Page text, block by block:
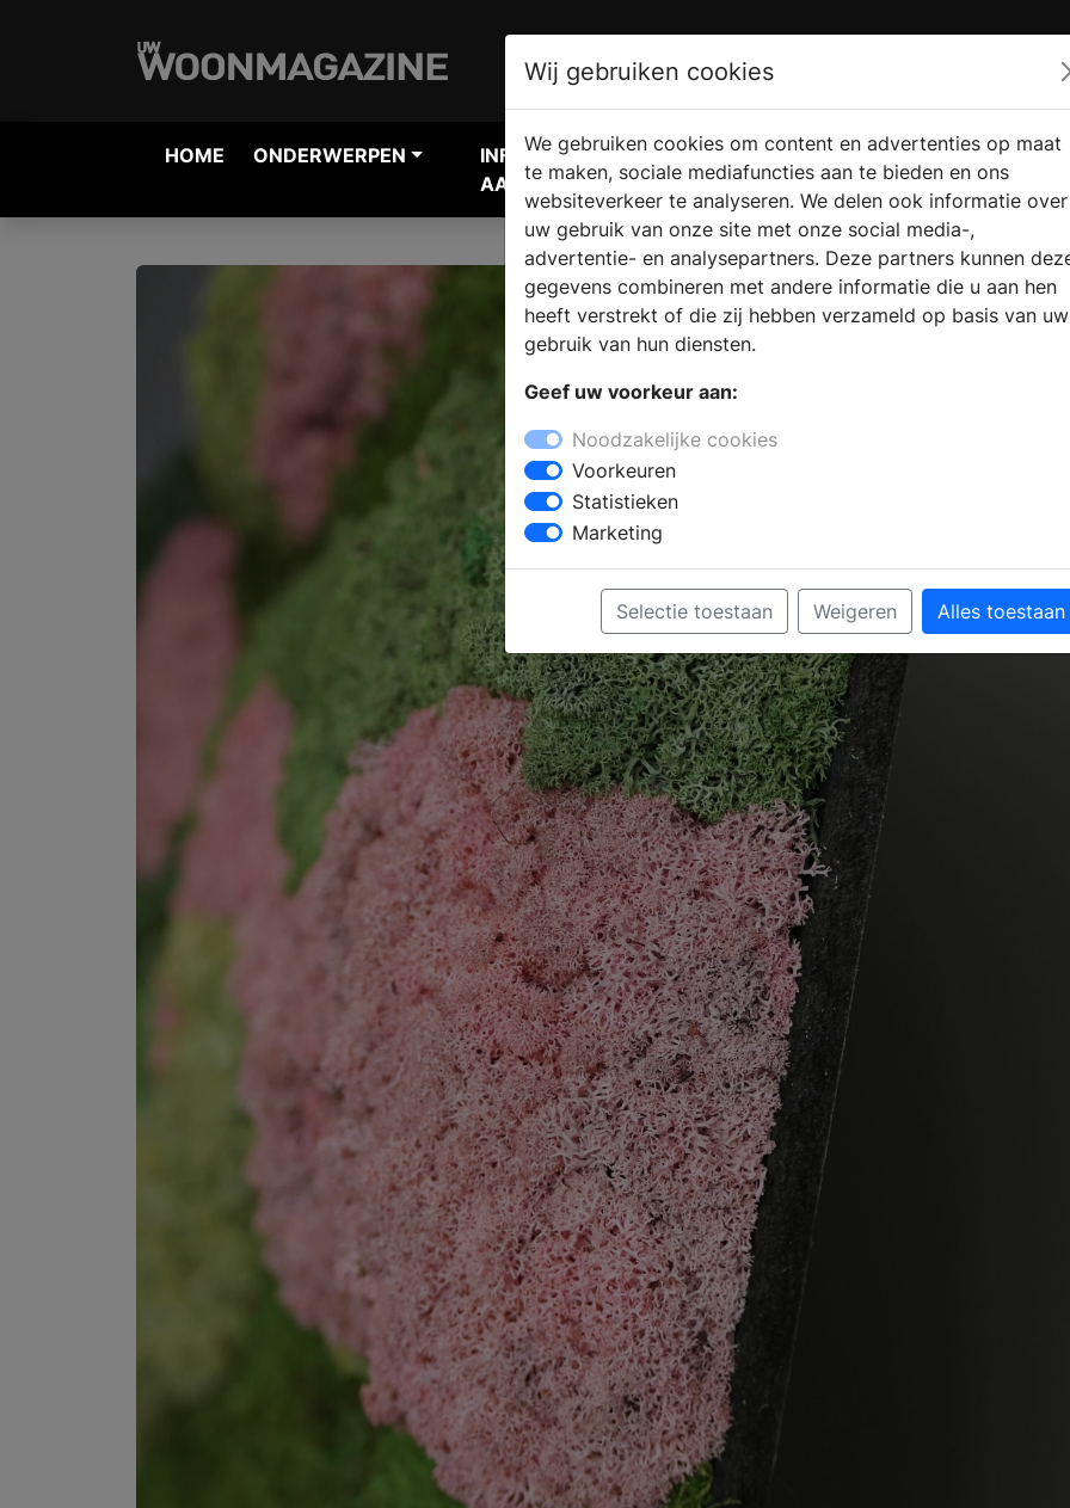
HOME ONDERWERPEN
INFORMATIE
AANVRAGEN
VERKOOPLOCATIE
VINDEN
Wij gebruiken cookies
We gebruiken cookies om content en advertenties op maat
te maken, sociale mediafuncties aan te bieden en ons
websiteverkeer te analyseren. We delen ook informatie over
uw gebruik van onze site met onze social media-,
advertentie- en analysepartners. Deze partners kunnen
gegevens combineren met andere informatie die u aan hen
heeft verstrekt of die zij hebben verzameld op basis van uw
gebruik van hun diensten.
Geef uw voorkeur aan:
Noodzakelijke cookies
Voorkeuren
Statistieken
Marketing
Selectie toestaan Weigeren Alles toestaan